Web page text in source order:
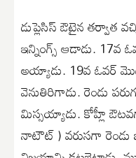
డుప్లెసిస్ ఔటైన తర్వాత
ఇన్నింగ్స్ ఆడాడు. 17వ
అయ్యాడు. 19వ ఓవర్
వెనుతిరిగాడు. రెండు
మిస్సయ్యాడు. కోహ్లీ
నాటౌట్ ) వరుసగా రెండు